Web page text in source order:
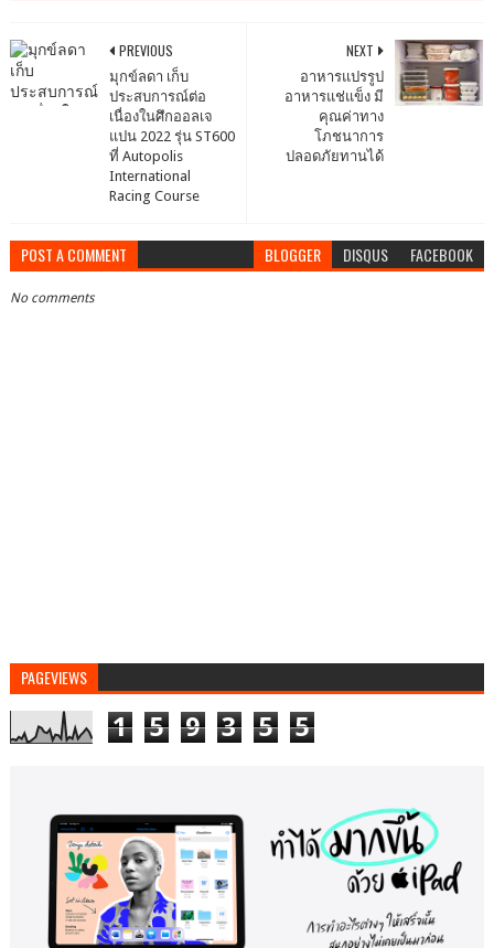
NEXT
อาหารแปรรูป
อาหารแช่แข็ง มี
คุณค่าทาง
โภชนาการ
ปลอดภัยทานได้
PREVIOUS
มุกข์ลดา เก็บ
ประสบการณ์ต่อ
เนื่องในศึกออลเจ
แปน 2022 รุ่น ST600
ที่ Autopolis
International
Racing Course
POST A COMMENT BLOGGER DISQUS FACEBOOK
No comments
PAGEVIEWS
1 5 9 3 5 5